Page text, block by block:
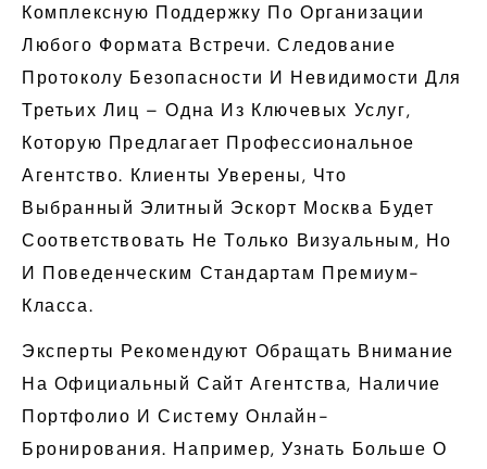
Комплексную Поддержку По Организации
Любого Формата Встречи. Следование
Протоколу Безопасности И Невидимости Для
Третьих Лиц – Одна Из Ключевых Услуг,
Которую Предлагает Профессиональное
Агентство. Клиенты Уверены, Что
Выбранный Элитный Эскорт Москва Будет
Соответствовать Не Только Визуальным, Но
И Поведенческим Стандартам Премиум-
Класса.
Эксперты Рекомендуют Обращать Внимание
На Официальный Сайт Агентства, Наличие
Портфолио И Систему Онлайн-
Бронирования. Например, Узнать Больше О